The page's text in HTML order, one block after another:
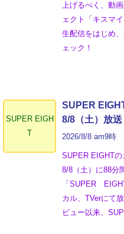
上げるべく、動
ェクト「キスマ
生配信をはじめ
ェック！
SUPER EIGH
T
SUPER
8/8（土）放送
2026/8/8 am9時
SUPER EIGHT
8/8（土）に88分
「SUPER
カル、TVerにて
ビュー以来、